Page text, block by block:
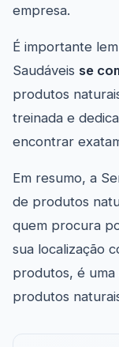
empresa.
É importante
Saudáveis se
produtos
treinada e
encontrar
Em resumo, a
de produtos
quem procura
sua localização
produtos, é
produtos